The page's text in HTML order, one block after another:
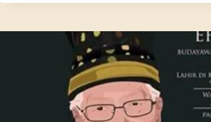
DI
SEMPADAN